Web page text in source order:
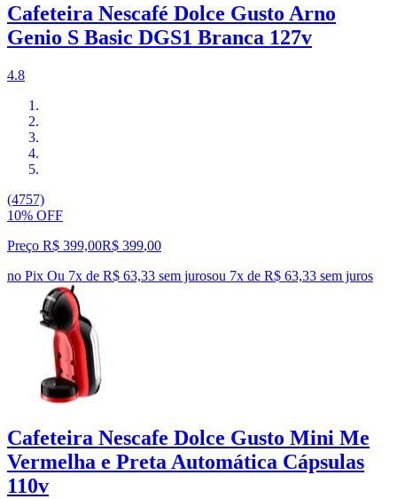
Cafeteira Nescafé Dolce Gusto Arno
Genio S Basic DGS1 Branca 127v
4.8
(4757)
10% OFF
Preço R$ 399,00R$ 399,00
no Pix Ou 7x de R$ 63,33 sem jurosou 7x de R$ 63,33 sem juros
Cafeteira Nescafe Dolce Gusto Mini Me
Vermelha e Preta Automática Cápsulas
110v